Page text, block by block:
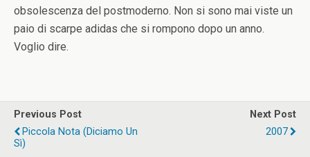
obsolescenza del postmoderno. Non si sono mai viste un
paio di scarpe adidas che si rompono dopo un anno.
Voglio dire.
Previous Post
Piccola Nota (diciamo Un
Sì)
Next Post
2007